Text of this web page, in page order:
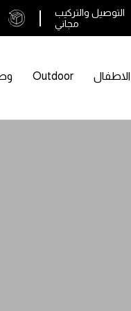
التوصيل والتركيب
مجاني
الاطفال Outdoor